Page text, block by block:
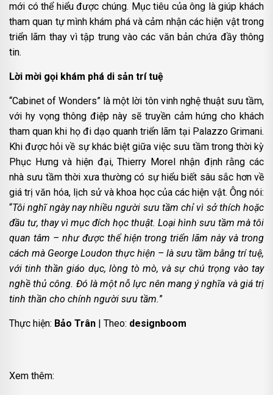
mới có thể hiểu được chúng. Mục tiêu của ông là giúp khách
tham quan tự mình khám phá và cảm nhận các hiện vật trong
triển lãm thay vì tập trung vào các văn bản chứa đầy thông
tin.
Lời mời gọi khám phá di sản trí tuệ
“Cabinet of Wonders” là một lời tôn vinh nghệ thuật sưu tầm,
với hy vọng thông điệp này sẽ truyền cảm hứng cho khách
tham quan khi họ đi dạo quanh triển lãm tại Palazzo Grimani.
Khi được hỏi về sự khác biệt giữa việc sưu tầm trong thời kỳ
Phục Hưng và hiện đại, Thierry Morel nhận định rằng các
nhà sưu tầm thời xưa thường có sự hiểu biết sâu sắc hơn về
giá trị văn hóa, lịch sử và khoa học của các hiện vật. Ông nói:
“Tôi nghĩ ngày nay nhiều người sưu tầm chỉ vì sở thích hoặc
đầu tư, thay vì mục đích học thuật. Loại hình sưu tầm mà tôi
quan tâm – như được thể hiện trong triển lãm này và trong
cách mà George Loudon thực hiện – là sưu tầm bằng trí tuệ,
với tinh thần giáo dục, lòng tò mò, và sự chú trọng vào tay
nghề thủ công. Đó là một nỗ lực nên mang ý nghĩa và giá trị
tinh thần cho chính người sưu tầm.”
Thực hiện: Bảo Trân | Theo: designboom
Xem thêm: